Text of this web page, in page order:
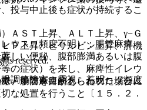
ＡＳＴ上昇、ＡＬＴ上昇、γ−Ｇ
Ｐ上昇、ビリルビン上昇、肝機
。
調節障害、霧視、羞明、（頻度
投与中止後も症状が持続するこ
ウス（頻度不明）：腸管麻痺
しい便秘、腹部膨満あるいは腹
の症状）を来し、麻痺性イレウ
、腸管麻痺があらわれた場合に
な処置を行うこと〔１５．２．
reserved.
・予防を目的としたプログラム